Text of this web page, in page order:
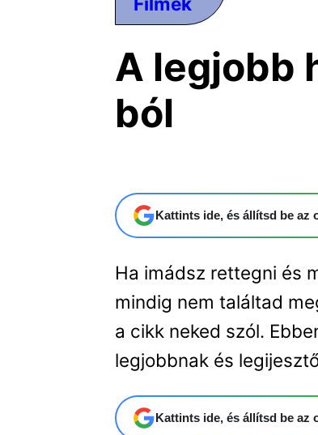
A legjobb
ból
Kattints ide, és állítsd be az
Ha imádsz rettegni és
mindig nem találtad
a cikk neked szól.
legjobbnak és
Kattints ide, és állítsd be az